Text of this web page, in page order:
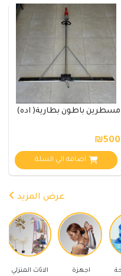
مسطرين باطون بطارية( اده)
₪500
اضافة الي السلة
عرض المزيد
اجهزة
الاثاث المنزلي ادوات